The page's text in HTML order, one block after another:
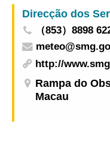
（853）8898
http://
Rampa do
Macau